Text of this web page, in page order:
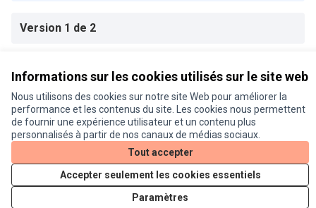
Informations sur les cookies utilisés sur le site web
Nous utilisons des cookies sur notre site Web pour améliorer la
performance et les contenus du site. Les cookies nous permettent
de fournir une expérience utilisateur et un contenu plus
personnalisés à partir de nos canaux de médias sociaux.
Tout accepter
Accepter seulement les cookies essentiels
Paramètres
Version 1 de 2
Conditions d'utilisation
Paramètres des cookies
Je participe ! sur X
(Lien externe)
Je participe ! sur Facebook
(Lien externe)
Je participe ! sur Instagram
(Lien externe)
(Lien externe) logiciel libre Decidim
(Lien externe)
Licence
(Lien